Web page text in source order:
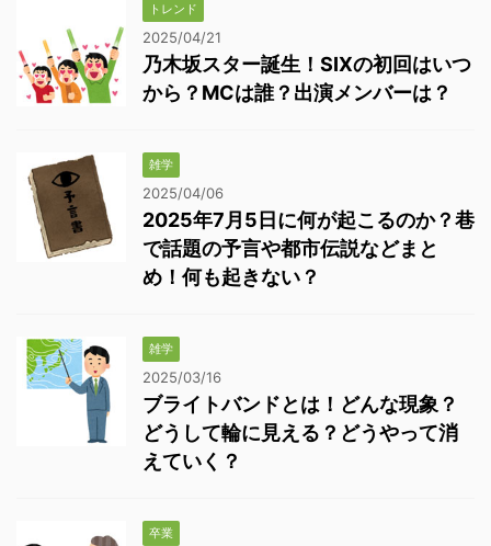
トレンド
2025/04/21
乃木坂スター誕生！SIXの初回はいつ
から？MCは誰？出演メンバーは？
雑学
2025/04/06
2025年7月5日に何が起こるのか？巷
で話題の予言や都市伝説などまと
め！何も起きない？
雑学
2025/03/16
ブライトバンドとは！どんな現象？
どうして輪に見える？どうやって消
えていく？
卒業